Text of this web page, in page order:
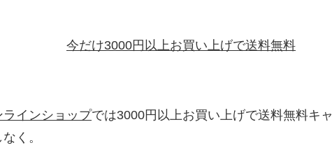
インショップでは3000円以上お買い上げで送料無料キ
く。